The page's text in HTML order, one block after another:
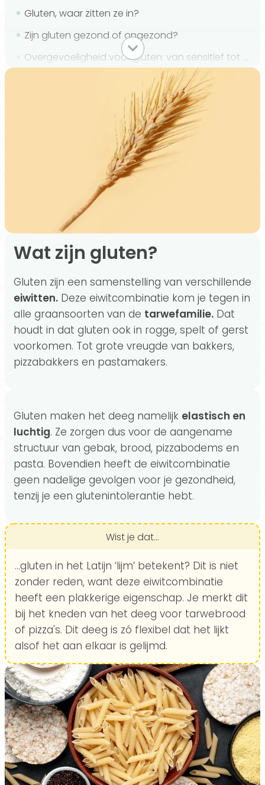
Gluten, waar zitten ze in?
Zijn gluten gezond of ongezond?
Overgevoeligheid voor gluten: van sensitief tot auto-immuunziekte
Wel of geen glutenvrij dieet?
Wat kun je eten bij een glutenvrij dieet?
Een glutenvrij dieet: alleen nodig bij overgevoeligheid
Wat zijn gluten?
Gluten zijn een samenstelling van verschillende
eiwitten. Deze eiwitcombinatie kom je tegen in
alle graansoorten van de tarwefamilie. Dat
houdt in dat gluten ook in rogge, spelt of gerst
voorkomen. Tot grote vreugde van bakkers,
pizzabakkers en pastamakers.
Gluten maken het deeg namelijk elastisch en
luchtig. Ze zorgen dus voor de aangename
structuur van gebak, brood, pizzabodems en
pasta. Bovendien heeft de eiwitcombinatie
geen nadelige gevolgen voor je gezondheid,
tenzij je een glutenintolerantie hebt.
Wist je dat...
...gluten in het Latijn ‘lijm’ betekent? Dit is niet
zonder reden, want deze eiwitcombinatie
heeft een plakkerige eigenschap. Je merkt dit
bij het kneden van het deeg voor tarwebrood
of pizza's. Dit deeg is zó flexibel dat het lijkt
alsof het aan elkaar is gelijmd.